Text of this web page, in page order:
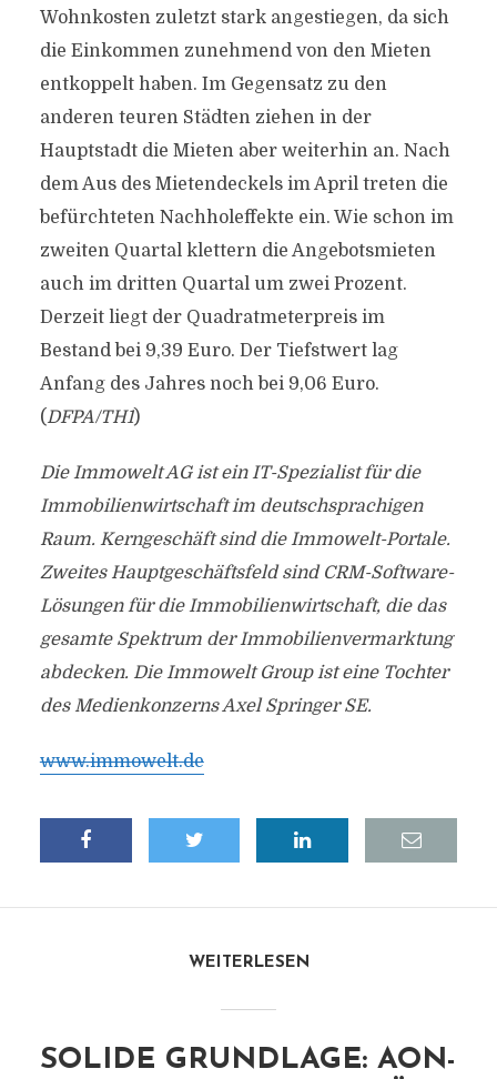
Wohnkosten zuletzt stark angestiegen, da sich
die Einkommen zunehmend von den Mieten
entkoppelt haben. Im Gegensatz zu den
anderen teuren Städten ziehen in der
Hauptstadt die Mieten aber weiterhin an. Nach
dem Aus des Mietendeckels im April treten die
befürchteten Nachholeffekte ein. Wie schon im
zweiten Quartal klettern die Angebotsmieten
auch im dritten Quartal um zwei Prozent.
Derzeit liegt der Quadratmeterpreis im
Bestand bei 9,39 Euro. Der Tiefstwert lag
Anfang des Jahres noch bei 9,06 Euro.
(DFPA/TH1)
Die Immowelt AG ist ein IT-Spezialist für die
Immobilienwirtschaft im deutschsprachigen
Raum. Kerngeschäft sind die Immowelt-Portale.
Zweites Hauptgeschäftsfeld sind CRM-Software-
Lösungen für die Immobilienwirtschaft, die das
gesamte Spektrum der Immobilienvermarktung
abdecken. Die Immowelt Group ist eine Tochter
des Medienkonzerns Axel Springer SE.
www.immowelt.de
WEITERLESEN
SOLIDE GRUNDLAGE: AON-